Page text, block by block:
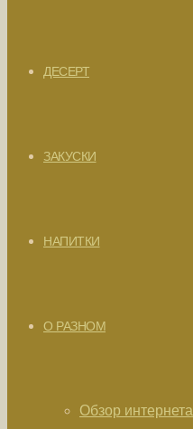
ДЕСЕРТ
ЗАКУСКИ
НАПИТКИ
О РАЗНОМ
Обзор интернета